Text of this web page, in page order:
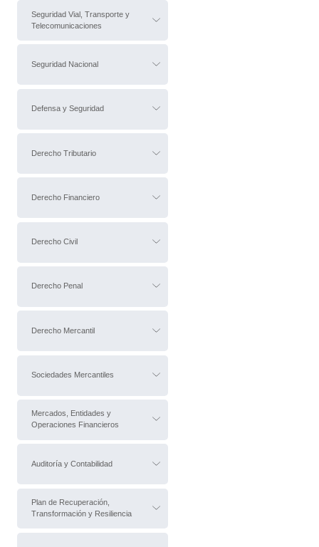
Seguridad Vial, Transporte y
Telecomunicaciones
Seguridad Nacional
Defensa y Seguridad
Derecho Tributario
Derecho Financiero
Derecho Civil
Derecho Penal
Derecho Mercantil
Sociedades Mercantiles
Mercados, Entidades y
Operaciones Financieros
Auditoría y Contabilidad
Plan de Recuperación,
Transformación y Resiliencia